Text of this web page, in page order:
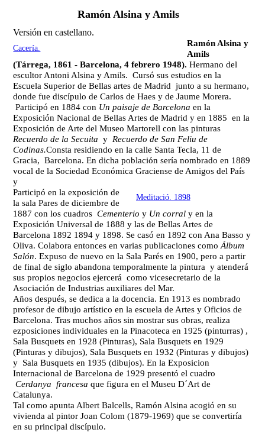
Ramón Alsina y Amils
Versión en castellano.
Cacería.
Ramón Alsina y
Amils
(Tárrega, 1861 - Barcelona, 4 febrero 1948).Hermano del
escultor Antoni Alsina y Amils. Cursó sus estudios en la
Escuela Superior de Bellas artes de Madrid junto a su hermano,
donde fue discípulo de Carlos de Haes y de Jaume Morera.
Participó en 1884 con Un paisaje de Barcelona en la
Exposición Nacional de Bellas Artes de Madrid y en 1885 en la
Exposición de Arte del Museo Martorell con las pinturas
Recuerdo de la Secuita y Recuerdo de San Feliu de
Codinas.Consta residiendo en la calle Santa Tecla, 11 de
Gracia, Barcelona. En dicha población sería nombrado en 1889
vocal de la Sociedad Económica Graciense de Amigos del País
y
Meditació. 1898
Participó en la exposición de
la sala Pares de diciembre de
1887 con los cuadrosCementerioy Un corral y en la
Exposición Universal de 1888 y las de Bellas Artes de
Barcelona 1892 1894 y 1898. Se casó en 1892 con Ana Basso y
Oliva. Colabora entonces en varias publicaciones comoÁlbum
Salón. Expuso de nuevo en la Sala Parés en 1900, pero a partir
de final de siglo abandona temporalmente la pintura y atenderá
sus propios negocios ejercerá como vicesecretario de la
Asociación de Industrias auxiliares del Mar.
Años después, se dedica a la docencia. En 1913 es nombrado
profesor de dibujo artístico en la escuela de Artes y Oficios de
Barcelona. Tras muchos años sin mostrar sus obras, realiza
ezposiciones individuales en la Pinacoteca en 1925 (pinturras) ,
Sala Busquets en 1928 (Pinturas), Sala Busquets en 1929
(Pinturas y dibujos), Sala Busquets en 1932 (Pinturas y dibujos)
y Sala Busquets en 1935 (dibujos). En laExposicion
Internacional de Barcelona de 1929 presentó el cuadro
Cerdanya francesa que figura en el Museu D´Art de
Catalunya.
Tal como apunta Albert Balcells, Ramón Alsina acogió en su
vivienda al pintor Joan Colom (1879-1969) que se convertiría
en su principal discípulo.